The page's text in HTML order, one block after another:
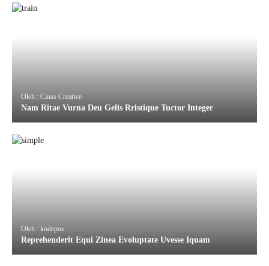
Oleh : Ciuss Creative
Nam Ritae Vurna Deu Gelis Rristique Tuctor Integer
Oleh : kodepos
Reprehenderit Equi Zinea Evoluptate Uvesse Iquam